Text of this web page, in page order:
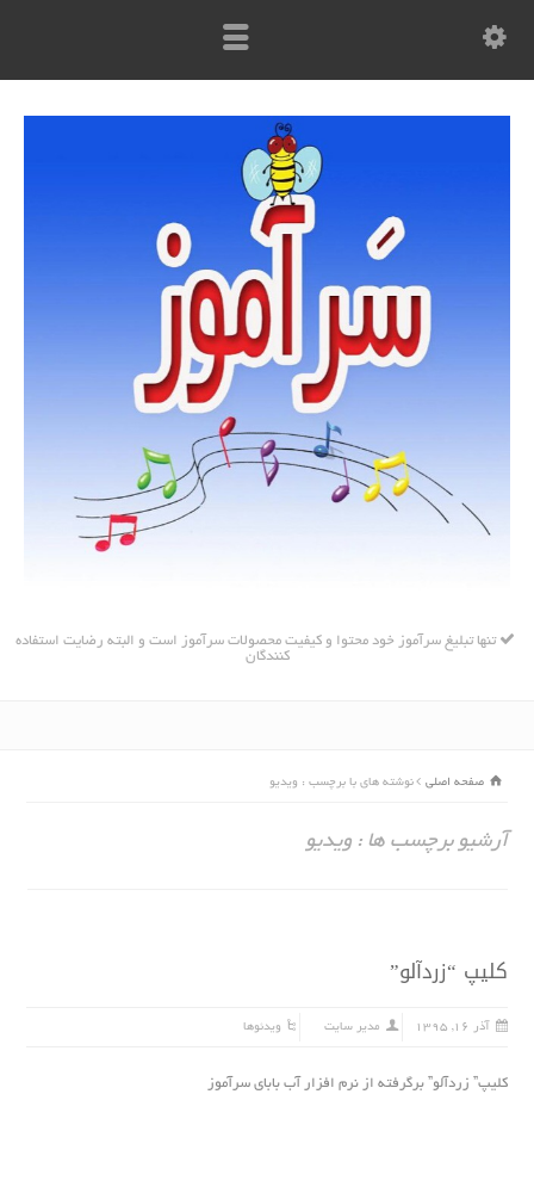
تنها تبلیغ سرآموز خود محتوا و کیفیت محصولات سرآموز است و البته رضایت استفاده
کنندگان
صفحه اصلی نوشته های با برچسب : ویدیو
آرشیو برچسب ها : ویدیو
کلیپ “زردآلو”
آذر ۱۶, ۱۳۹۵ مدیر سایت ویدئوها
کلیپ” زردآلو” برگرفته از نرم افزار آب باباى سرآموز